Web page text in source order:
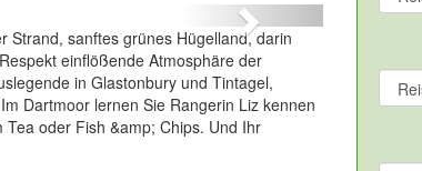
Next
Strand, sanftes grünes Hügelland, darin
einflößende Atmosphäre der
in Glastonbury und Tintagel,
Dartmoor lernen Sie Rangerin Liz kennen
oder Fish &amp; Chips. Und Ihr